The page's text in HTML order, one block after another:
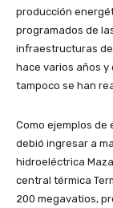
producción
programados de
infraestructuras
hace varios años y
tampoco se han
Como ejemplos de
debió ingresar a
hidroeléctrica
central térmica
200 megavatios,